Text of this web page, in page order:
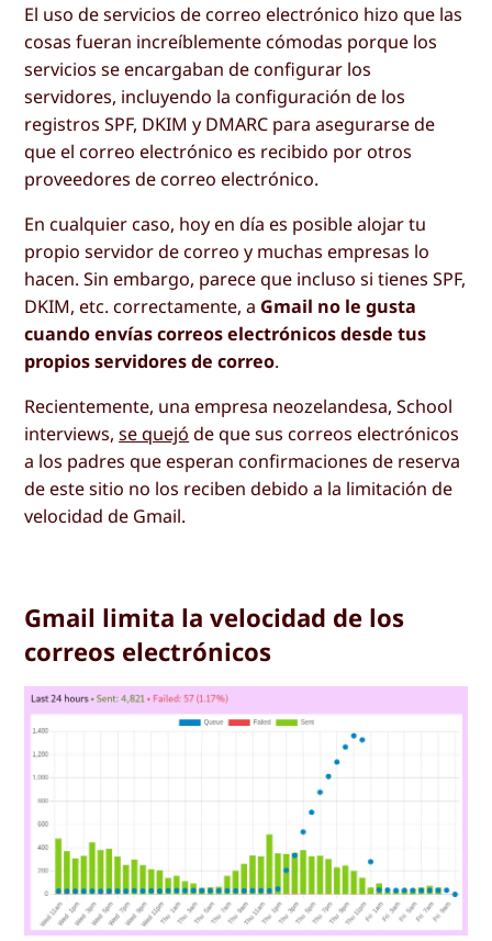
El uso de servicios de correo electrónico hizo que las
cosas fueran increíblemente cómodas porque los
servicios se encargaban de configurar los
servidores, incluyendo la configuración de los
registros SPF, DKIM y DMARC para asegurarse de
que el correo electrónico es recibido por otros
proveedores de correo electrónico.
En cualquier caso, hoy en día es posible alojar tu
propio servidor de correo y muchas empresas lo
hacen. Sin embargo, parece que incluso si tienes SPF,
DKIM, etc. correctamente, a Gmail no le gusta
cuando envías correos electrónicos desde tus
propios servidores de correo.
Recientemente, una empresa neozelandesa, School
interviews,se quejó de que sus correos electrónicos
a los padres que esperan confirmaciones de reserva
de este sitio no los reciben debido a la limitación de
velocidad de Gmail.
Gmail limita la velocidad de los
correos electrónicos